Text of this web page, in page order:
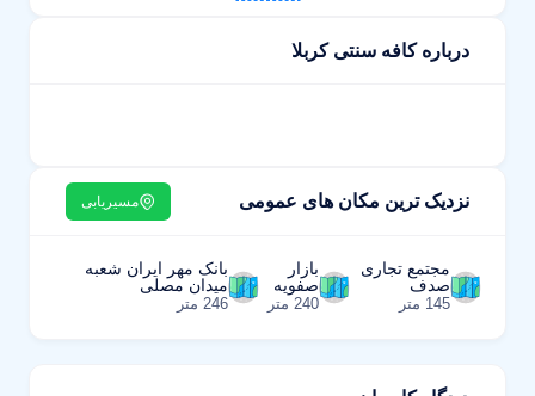
درباره کافه سنتی کربلا
نزدیک ترین مکان های عمومی مسیریابی
مجتمع تجاری
صدف
145 متر
بازار
صفویه
240 متر
بانک مهر ایران شعبه
میدان مصلی
246 متر